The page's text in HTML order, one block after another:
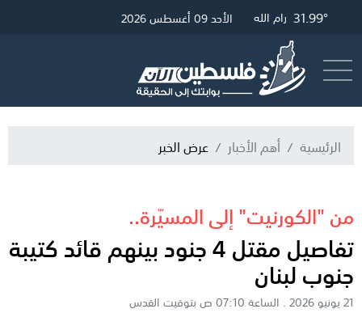
34.42° غزة 32.79° القدس 31.99° رام الله الأحد 09 أغسطس 2026
الرئيسية أهم الأخبار عرض الخبر
من "الكورنيت" إلى المسيّرة..
تفاصيل مقتل 4 جنود بينهم قائد كتيبة
جنوب لبنان
21 يونيو 2026 . الساعة 07:10 ص بتوقيت القدس